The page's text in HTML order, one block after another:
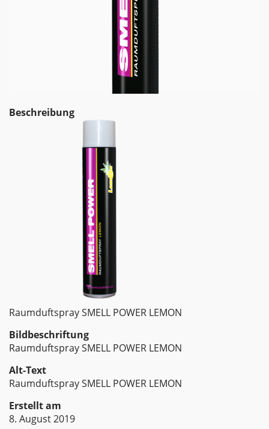
Beschreibung
Raumduftspray SMELL POWER LEMON
Bildbeschriftung
Raumduftspray SMELL POWER LEMON
Alt-Text
Raumduftspray SMELL POWER LEMON
Erstellt am
8. August 2019